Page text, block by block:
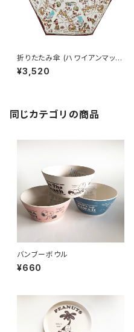
折りたたみ傘 (ハワイアンマッ
プ)
¥3,520
同じカテゴリの商品
バンブーボウル
¥660